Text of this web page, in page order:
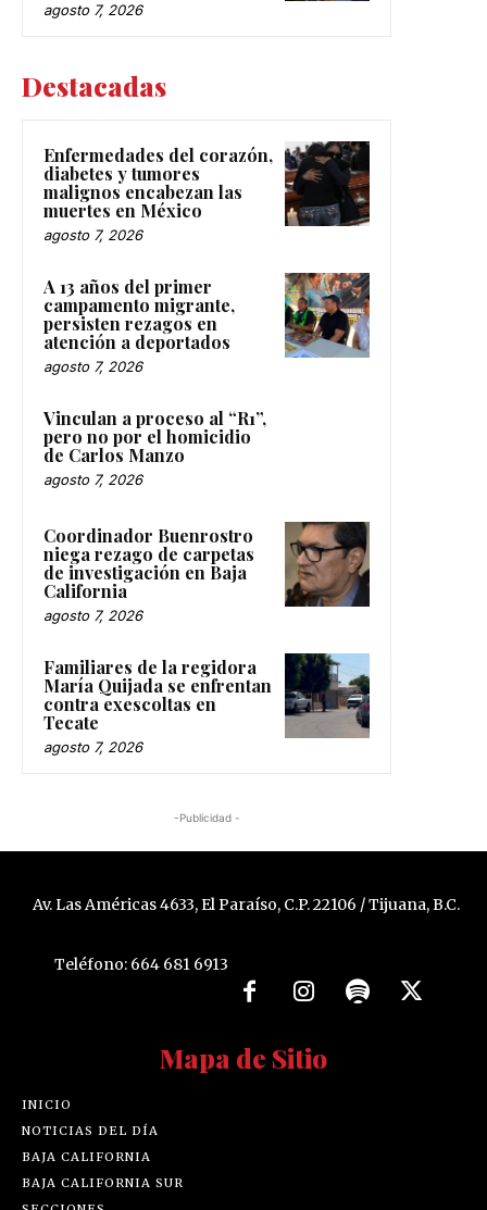
agosto 7, 2026
Destacadas
Enfermedades del corazón,
diabetes y tumores
malignos encabezan las
muertes en México
agosto 7, 2026
A 13 años del primer
campamento migrante,
persisten rezagos en
atención a deportados
agosto 7, 2026
Vinculan a proceso al “R1”,
pero no por el homicidio
de Carlos Manzo
agosto 7, 2026
Coordinador Buenrostro
niega rezago de carpetas
de investigación en Baja
California
agosto 7, 2026
Familiares de la regidora
María Quijada se enfrentan
contra exescoltas en
Tecate
agosto 7, 2026
-Publicidad -
Av. Las Américas 4633, El Paraíso, C.P. 22106 / Tijuana, B.C.
Teléfono: 664 681 6913
Mapa de Sitio
INICIO
NOTICIAS DEL DÍA
BAJA CALIFORNIA
BAJA CALIFORNIA SUR